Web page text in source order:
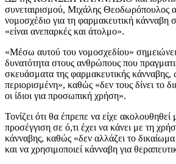
συνεταιρισμού, Μιχάλης Θεοδωρόπουλος
νομοσχέδιο για τη φαρμακευτική κάνναβη
«είναι ανεπαρκές και άτολμο».
«Μέσω αυτού του νομοσχεδίου» σημειώνει
δυνατότητα στους ανθρώπους που
σκευάσματα της φαρμακευτικής κάνναβης,
περιορισμένη», καθώς «δεν τους δίνει το
οι ίδιοι για προσωπική χρήση».
Τονίζει ότι θα έπρεπε να είχε
προσέγγιση σε ό,τι έχει να κάνει με τη
κάνναβης, καθώς «δεν αλλάζει το
και να χρησιμοποιεί κάνναβη για